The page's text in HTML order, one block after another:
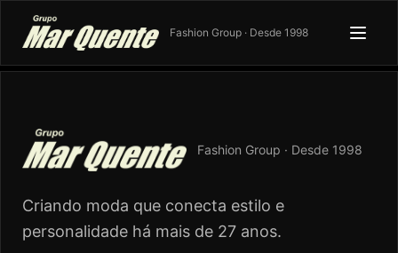
Fashion Group · Desde 1998
Fashion Group · Desde 1998
Criando moda que conecta estilo e
personalidade há mais de 27 anos.